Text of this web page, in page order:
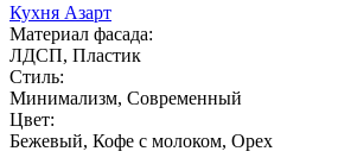
Кухня Азарт
Материал фасада:
ЛДСП, Пластик
Стиль:
Минимализм, Современный
Цвет:
Бежевый, Кофе с молоком, Орех